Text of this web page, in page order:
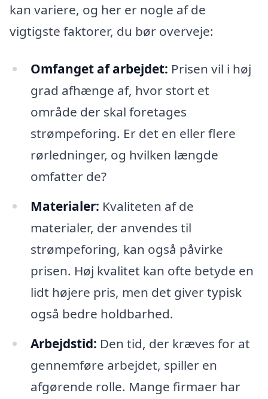
kan variere, og her er nogle af de
vigtigste faktorer, du bør overveje:
Omfanget af arbejdet: Prisen vil i høj
grad afhænge af, hvor stort et
område der skal foretages
strømpeforing. Er det en eller flere
rørledninger, og hvilken længde
omfatter de?
Materialer: Kvaliteten af de
materialer, der anvendes til
strømpeforing, kan også påvirke
prisen. Høj kvalitet kan ofte betyde en
lidt højere pris, men det giver typisk
også bedre holdbarhed.
Arbejdstid: Den tid, der kræves for at
gennemføre arbejdet, spiller en
afgørende rolle. Mange firmaer har